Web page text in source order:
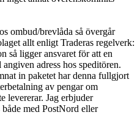
ombud/brevlåda så övergår
allt enligt Traderas regelverk:
så ligger ansvaret för att en
adress hos speditören.
in paketet har denna fullgjort
av pengar om
levererar. Jag erbjuder
med PostNord eller